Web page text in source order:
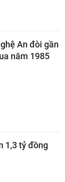
An đòi gần
năm 1985
1,3 tỷ đồng